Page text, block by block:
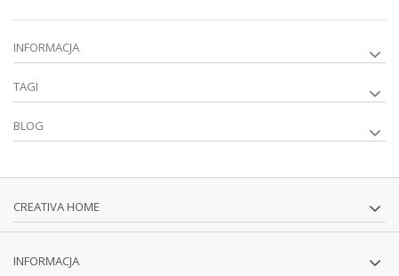
INFORMACJA
TAGI
BLOG
CREATIVA HOME
INFORMACJA